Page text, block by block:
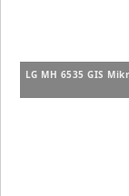
LG MH 6535 GIS